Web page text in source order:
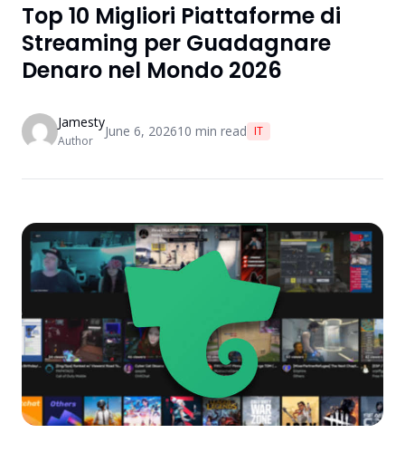
Top 10 Migliori Piattaforme di
Streaming per Guadagnare
Denaro nel Mondo 2026
Jamesty
Author
June 6, 202610 min read IT